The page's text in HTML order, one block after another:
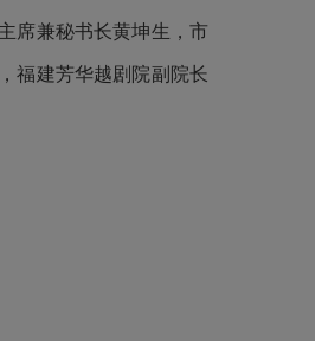
席兼秘书长黄坤生，市
福建芳华越剧院副院长